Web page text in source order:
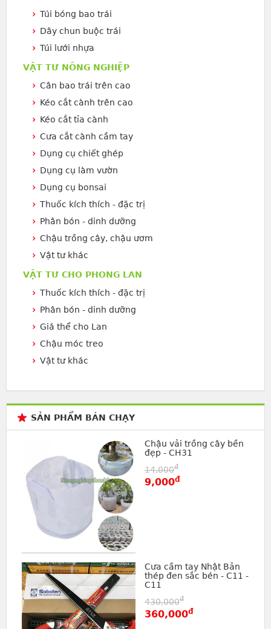
Túi bóng bao trái
Dây chun buộc trái
Túi lưới nhựa
VẬT TƯ NÔNG NGHIỆP
Cân bao trái trên cao
Kéo cắt cành trên cao
Kéo cắt tỉa cành
Cưa cắt cành cầm tay
Dụng cụ chiết ghép
Dụng cụ làm vườn
Dụng cụ bonsai
Thuốc kích thích - đặc trị
Phân bón - dinh dưỡng
Chậu trồng cây, chậu ươm
Vật tư khác
VẬT TƯ CHO PHONG LAN
Thuốc kích thích - đặc trị
Phân bón - dinh dưỡng
Giá thể cho Lan
Chậu móc treo
Vật tư khác
SẢN PHẨM BÁN CHẠY
Chậu vải trồng cây bền
đẹp - CH31
14,000đ
9,000đ
Cưa cầm tay Nhật Bản
thép đen sắc bén - C11 -
C11
430,000đ
360,000đ